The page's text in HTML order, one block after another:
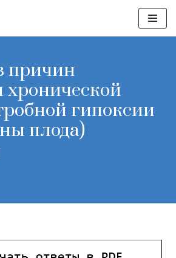
причин
хронической
гипоксии
плода)